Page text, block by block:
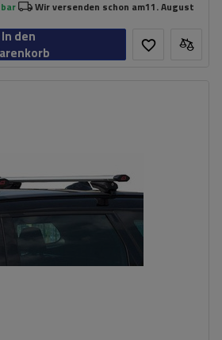
Wir versenden schon am11. August
In den